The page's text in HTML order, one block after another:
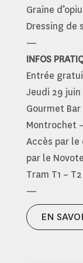
Graine
Dressing de
—
INFOS
Entrée
Jeudi 29
Gourmet Bar
Montrochet
Accès par
par le
Tram T1 –
—
EN